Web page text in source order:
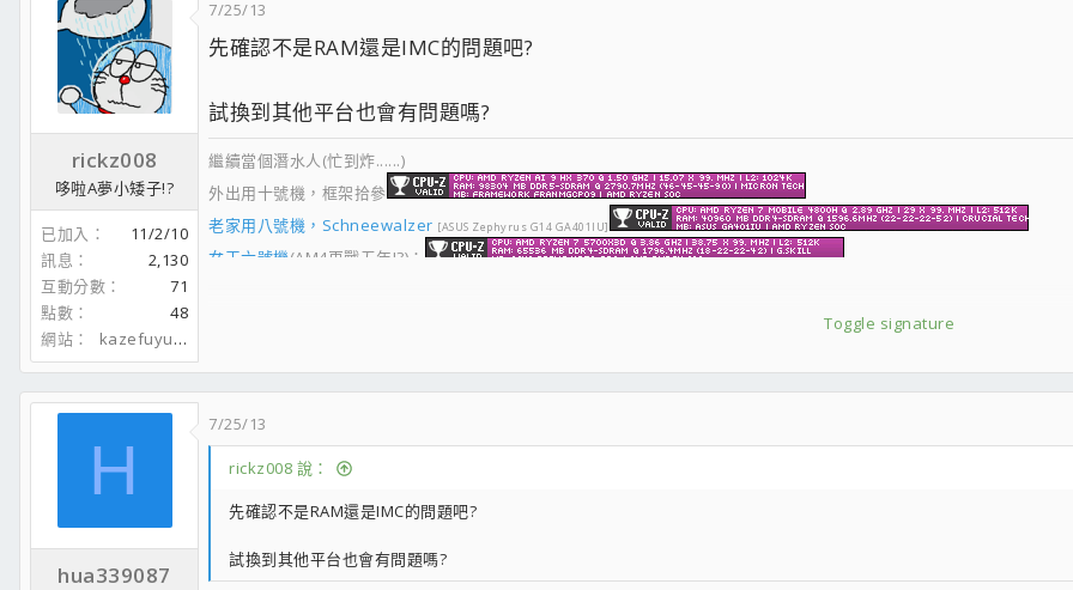
rickz008
哆啦A夢小矮子!?
已加入
11/2/10
訊息
2,130
互動分數
71
點數
48
網站
kazefuyuotsukai.blogspot.com
7/25/13
先確認不是RAM還是IMC的問題吧?
試換到其他平台也會有問題嗎?
Toggle signature
繼續當個潛水人(忙到炸......)
外出用十號機，框架拾參
老家用八號機，Schneewalzer [ASUS Zephyrus G14 GA401IU]
女王六號機(AM4再戰五年!?)：
CASE:Fractal Design Define R6 USB-C TG Black(續用)
SOUND:USB>>
Wu Audio Lab DAC101.5
H
hua339087
7/25/13
rickz008 說：
先確認不是RAM還是IMC的問題吧?
試換到其他平台也會有問題嗎?